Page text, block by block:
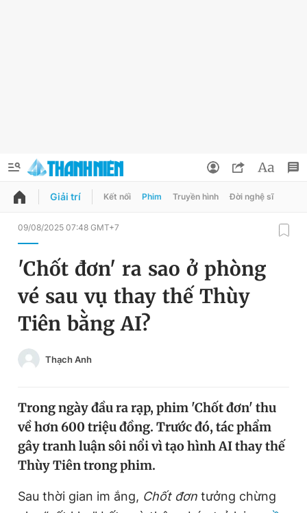
QUẢNG CÁO
Chuyên mục
Chuyên mục khác
Chào ngày mới
Video Magazine
Sản phẩm khác
Đổi mật khẩu
Tin đã lưu
Giải trí Kết nối Phim Truyền hình Đời nghệ sĩ
09/08/2025 07:48 GMT+7
'Chốt đơn' ra sao ở phòng
vé sau vụ thay thế Thùy
Tiên bằng AI?
Thạch Anh
Trong ngày đầu ra rạp, phim 'Chốt đơn' thu
về hơn 600 triệu đồng. Trước đó, tác phẩm
gây tranh luận sôi nổi vì tạo hình AI thay thế
Thùy Tiên trong phim.
Sau thời gian im ắng, Chốt đơn tưởng chừng